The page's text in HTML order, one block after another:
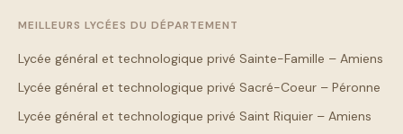
MEILLEURS LYCÉES DU DÉPARTEMENT
Lycée général et technologique privé Sainte-Famille – Amiens
Lycée général et technologique privé Sacré-Coeur – Péronne
Lycée général et technologique privé Saint Riquier – Amiens